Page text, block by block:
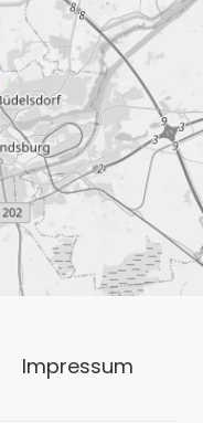
Impressum